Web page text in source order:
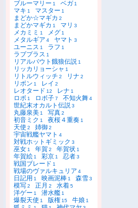
ブルーマリー 1 ベガ 1
マキ 1 マスター 1
まどか☆マギカ 2
まどかマギカ 1 マリ 3
メカミミ 1 メグ 1
メタルギア 4 ヤマト 3
ユーニス 1 ラフ 1
ラブプラス 1
リアルバウト餓狼伝説 1
リッカリョーシャ 1
リトルウィッチ 2 リナ 2
リボン 1 レイ 2
レオタード 12 レナ 1
ロボ 1 ロボ子7 不知火舞4
世紀末オカルト伝説3
丸藤泉美 1 写真2
初音ミク 1 夜桜４重奏 1
天使 2 姉御2
宇宙戦艦ヤマト 4
対戦ホットギミック 3
巫女 1 年賀2 年賀状 1
年賀絵 1 彩京 1 忍者3
戦国ブレード 1
戦場のヴァルキュリア 4
日記用 1 映画泥棒 1 森雪3
模写2 正月 2 水着5
洋ゲー 1 潜水艦 1
爆裂天使 1 版権 15 牛娘 1